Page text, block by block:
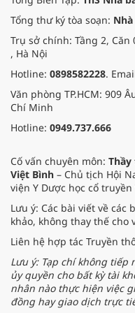
Tổng thư ký tòa soạn:
Trụ sở chính: Tầng 2,
, Hà Nội
Hotline: 0898582228.
Văn phòng TP.HCM: 909
Chí Minh
Hotline: 0949.737.666
Cố vấn chuyên môn: Thầy
Việt Bình – Chủ tịch Hội
viện Y Dược học cổ truyền
Lưu ý: Các bài viết về
khảo, không thay thế cho
Liên hệ hợp tác Truyền
Lưu ý: Tạp chí không
ủy quyền cho bất kỳ tài
nhân nào thực hiện việc
đồng hay giao dịch trực